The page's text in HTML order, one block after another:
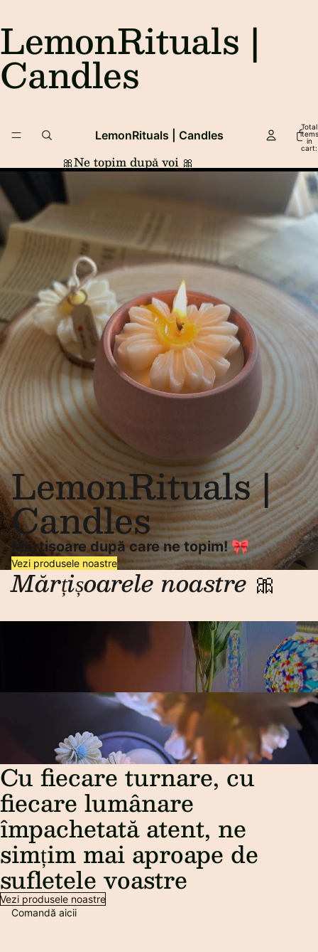
LemonRituals |
Candles
LemonRituals | Candles
Total
items
in
cart:
🎀Ne topim după voi 🎀
LemonRituals |
Candles
Mărțișoare după care ne topim! 🎀
Vezi produsele noastre
Mărțișoarele noastre🎀
Cu fiecare turnare, cu
fiecare lumânare
împachetată atent, ne
simțim mai aproape de
sufletele voastre
Vezi produsele noastre
Comandă aicii